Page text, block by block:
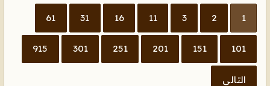
1
2
3
11
16
31
61
101
151
201
251
301
915
التالي